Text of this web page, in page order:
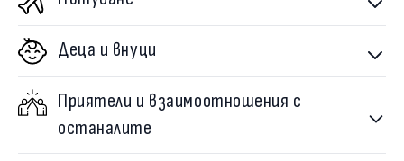
Деца и внуци
Приятели и взаимоотношения с
останалите